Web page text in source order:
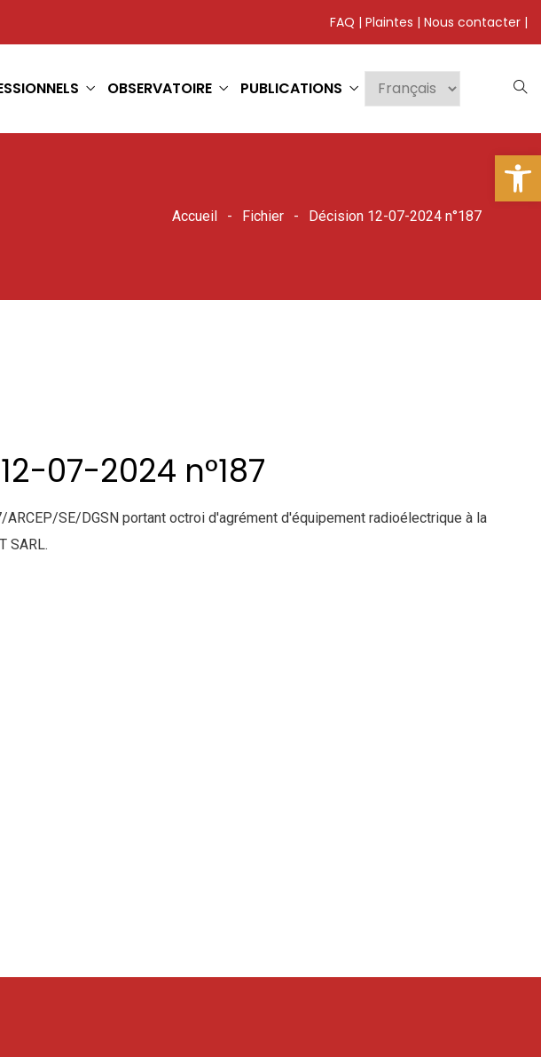
FAQ | Plaintes | Nous contacter |
OBSERVATOIRE PUBLICATIONS
Accueil Fichier Décision 12-07-2024 n°187
07-2024 n°187
ARCEP/SE/DGSN portant octroi d'agrément d'équipement radioélectrique à la
SARL.